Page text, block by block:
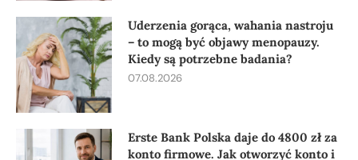
Uderzenia gorąca, wahania nastroju
– to mogą być objawy menopauzy.
Kiedy są potrzebne badania?
07.08.2026
Erste Bank Polska daje do 4800 zł za
konto firmowe. Jak otworzyć konto i